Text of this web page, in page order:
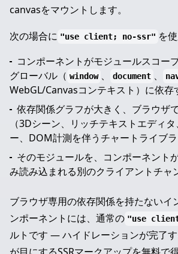
canvasをマウントします。
次の場合に "use client; no-ssr" を
コンポーネントがモジュールスコー
グローバル（ window 、 document 、
WebGL/Canvasコンテキスト）に依存
依存関係グラフが大きく、ブラウザ
（3Dシーン、リッチテキストエディ
ー、DOM計測を伴うチャートライブラ
そのモジュールを、コンポーネント
み読み込まれる別のクライアントチャ
ブラウザ専用の依存関係を持たないイ
ンポーネントには、通常の "use
ルトです — ハイドレーションが完了